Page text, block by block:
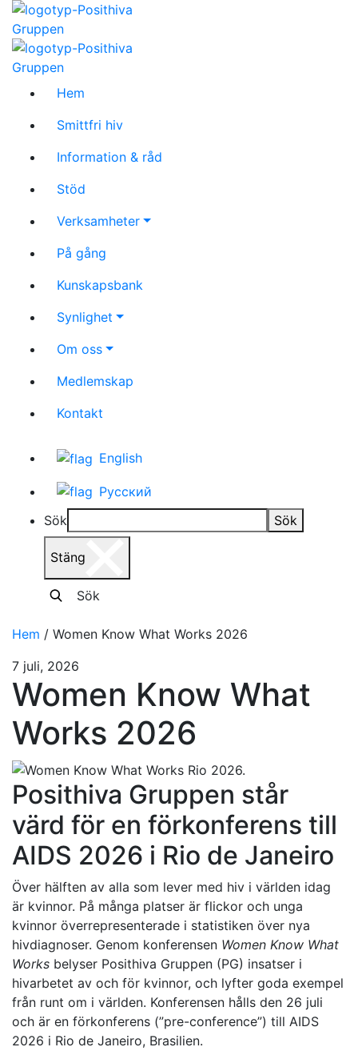
Hem
Smittfri hiv
Information & råd
Stöd
Verksamheter
På gång
Kunskapsbank
Synlighet
Om oss
Medlemskap
Kontakt
English
Русский
Sök
Sök
Stäng
Sök
Hem / Women Know What Works 2026
7 juli, 2026
Women Know What
Works 2026
Posithiva Gruppen står
värd för en förkonferens till
AIDS 2026 i Rio de Janeiro
Över hälften av alla som lever med hiv i världen idag
är kvinnor. På många platser är flickor och unga
kvinnor överrepresenterade i statistiken över nya
hivdiagnoser. Genom konferensen Women Know What
Works belyser Posithiva Gruppen (PG) insatser i
hivarbetet av och för kvinnor, och lyfter goda exempel
från runt om i världen. Konferensen hålls den 26 juli
och är en förkonferens (”pre-conference”) till AIDS
2026 i Rio de Janeiro, Brasilien.